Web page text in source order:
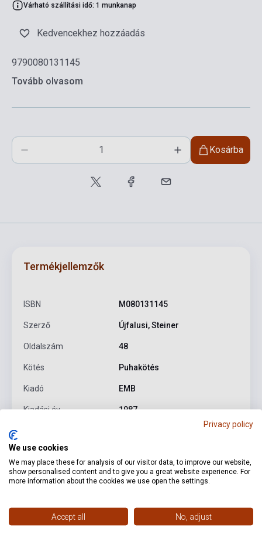
Várható szállítási idő: 1 munkanap
Kedvencekhez hozzáadás
9790080131145
Tovább olvasom
Kosárba
Termékjellemzők
ISBN M080131145
Szerző Újfalusi, Steiner
Oldalszám 48
Kötés Puhakötés
Kiadó EMB
Kiadási év 1987
Nyelv
Privacy policy
We use cookies
We may place these for analysis of our visitor data, to improve our website,
show personalised content and to give you a great website experience. For
more information about the cookies we use open the settings.
Accept all No, adjust